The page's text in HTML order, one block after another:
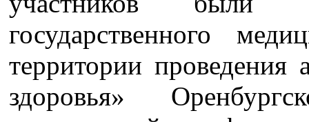
государственного
территории проведения
здоровья»